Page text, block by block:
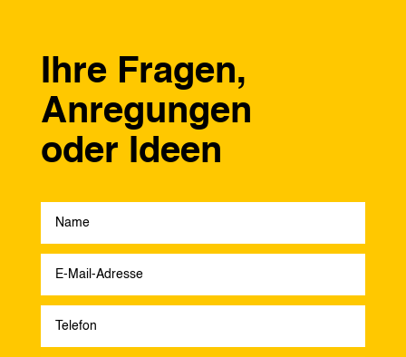
Ihre Fragen,
Anregungen
oder Ideen